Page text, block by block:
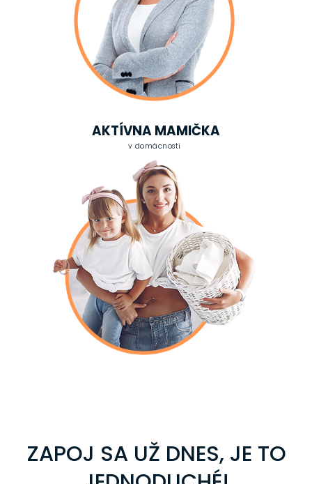
AKTÍVNA MAMIČKA
v domácnosti
ZAPOJ SA UŽ DNES, JE TO